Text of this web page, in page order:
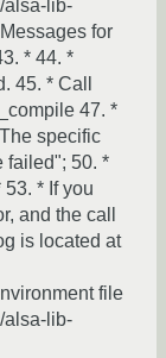
alsa-lib-
for
* 44. *
45. * Call
47. *
specific
failed"; 50. *
* If you
and the call
is located at
file
alsa-lib-